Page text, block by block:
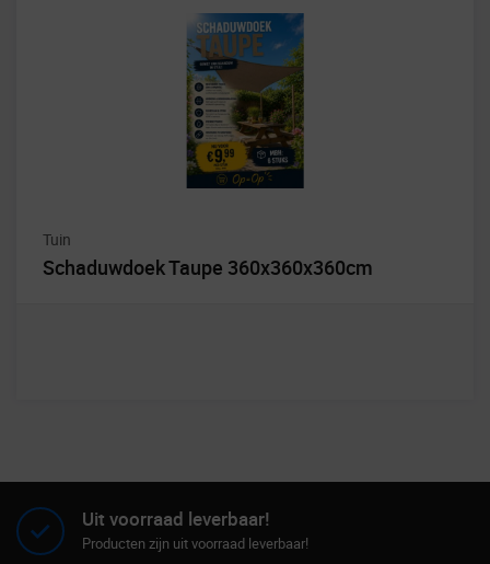
Tuin
Schaduwdoek Taupe 360x360x360cm
Uit voorraad leverbaar!
Producten zijn uit voorraad leverbaar!